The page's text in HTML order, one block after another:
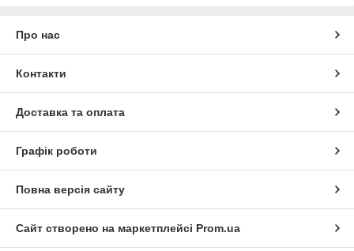
Про нас
Контакти
Доставка та оплата
Графік роботи
Повна версія сайту
Сайт створено на маркетплейсі Prom.ua